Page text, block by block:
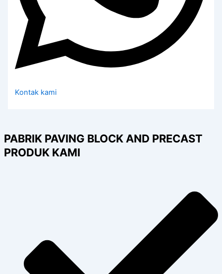
Kontak kami
PABRIK PAVING BLOCK AND PRECAST
PRODUK KAMI